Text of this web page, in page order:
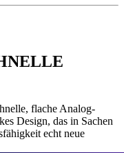
flache Analog-
Design, das in Sachen
echt neue